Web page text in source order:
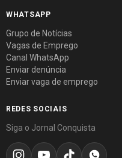
WHATSAPP
Grupo de Notícias
Vagas de Emprego
Canal WhatsApp
Enviar denúncia
Enviar vaga de emprego
REDES SOCIAIS
Siga o Jornal Conquista